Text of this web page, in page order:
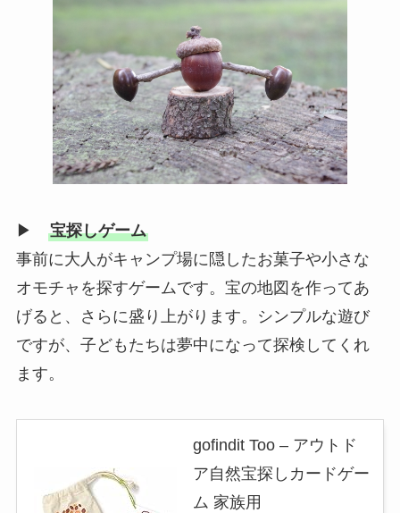
▶ 宝探しゲーム
事前に大人がキャンプ場に隠したお菓子や小さな
オモチャを探すゲームです。宝の地図を作ってあ
げると、さらに盛り上がります。シンプルな遊び
ですが、子どもたちは夢中になって探検してくれ
ます。
gofindit Too – アウトド
ア自然宝探しカードゲー
ム 家族用